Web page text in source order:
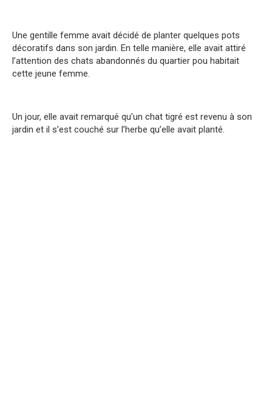
Une gentille femme avait décidé de planter quelques pots
décoratifs dans son jardin. En telle manière, elle avait attiré
l’attention des chats abandonnés du quartier pou habitait
cette jeune femme.
Un jour, elle avait remarqué qu’un chat tigré est revenu à son
jardin et il s’est couché sur l’herbe qu’elle avait planté.